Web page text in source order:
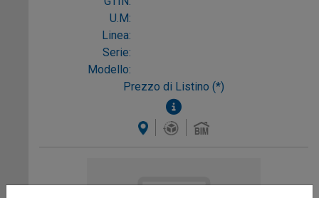
U.M:
Linea:
Serie:
Modello:
Prezzo di Listino (*)